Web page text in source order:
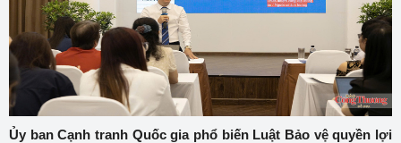
Ủy ban Cạnh tranh Quốc gia phổ biến Luật Bảo vệ quyền lợi